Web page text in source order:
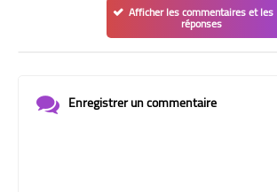
Afficher les commentaires et les
réponses
Enregistrer un commentaire